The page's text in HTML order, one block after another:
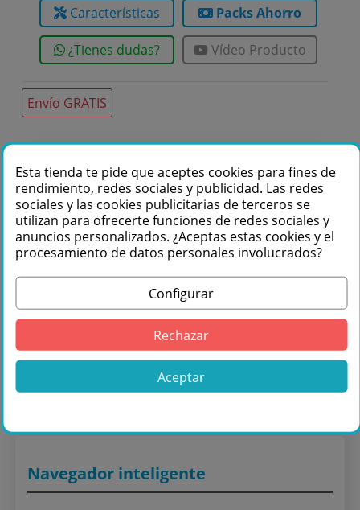
Envío GRATIS
Te podemos ayudar
+34 976 36 61 60
Características Packs Ahorro
¿Tienes dudas? Vídeo Producto
Comprar EGi 1210.10HM Mando Bluetooth
+ AUX/TV 2+2W Mono 110-230Vac con
Avisos PIN Blanco en Másquesonido con
Navegador inteligente
Esta tienda te pide que aceptes cookies para fines de
rendimiento, redes sociales y publicidad. Las redes
sociales y las cookies publicitarias de terceros se
utilizan para ofrecerte funciones de redes sociales y
anuncios personalizados. ¿Aceptas estas cookies y el
procesamiento de datos personales involucrados?
Configurar
Rechazar
Aceptar